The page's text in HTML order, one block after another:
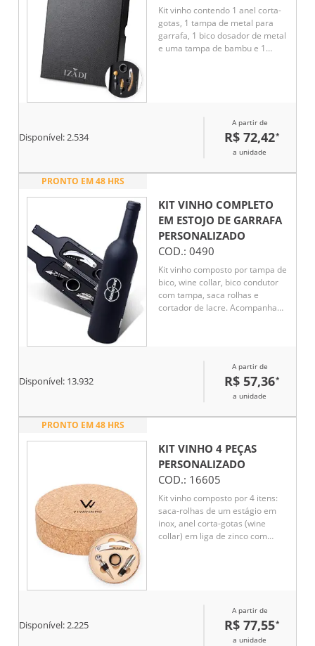
Kit vinho contendo 1 anel corta-
gotas, 1 tampa de metal para
garrafa, 1 bico dosador de metal
e uma tampa de bambu e 1
Disponível:2.534
A partir de
R$ 72,42*
a unidade
PRONTO EM 48 HRS
KIT VINHO COMPLETO
EM ESTOJO DE GARRAFA
PERSONALIZADO
COD.: 0490
Kit vinho composto por tampa de
bico, wine collar, bico condutor
com tampa, saca rolhas e
cortador de lacre. Acompanha
Disponível: 13.932
A partir de
R$ 57,36*
a unidade
PRONTO EM 48 HRS
KIT VINHO 4 PEÇAS
PERSONALIZADO
COD.: 16605
Kit vinho composto por 4 itens:
saca-rolhas de um estágio em
inox, anel corta-gotas (wine
collar) em liga de zinco com
MDF com revestimento em
cortiça e interior em espuma de
Disponível:2.225
A partir de
R$ 77,55*
a unidade